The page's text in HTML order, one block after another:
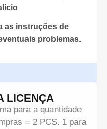
as instruções de
problemas.
LICENÇA
para a quantidade
= 2 PCS. 1 para